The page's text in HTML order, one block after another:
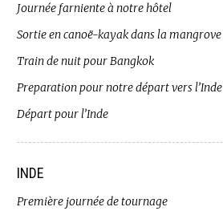
Journée farniente à notre hôtel
Sortie en canoë-kayak dans la mangrove
Train de nuit pour Bangkok
Preparation pour notre départ vers l’Inde
Départ pour l’Inde
INDE
Première journée de tournage